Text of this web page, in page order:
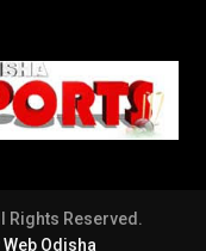
Rights Reserved.
Web Odisha